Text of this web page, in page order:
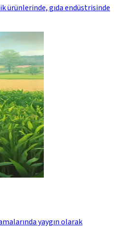
ürünlerinde, gıda endüstrisinde
yaygın olarak